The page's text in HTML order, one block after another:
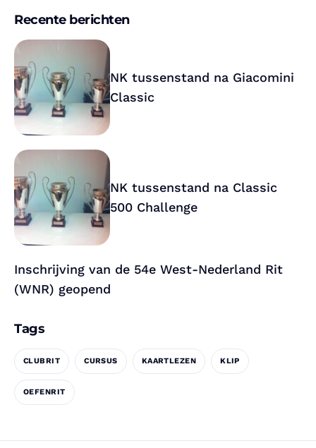
Recente berichten
NK tussenstand na Giacomini
Classic
NK tussenstand na Classic
500 Challenge
Inschrijving van de 54e West-Nederland Rit
(WNR) geopend
Tags
CLUBRIT CURSUS KAARTLEZEN KLIP
OEFENRIT